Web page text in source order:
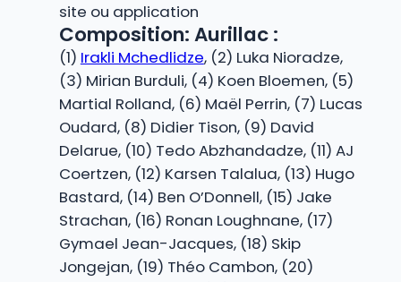
site ou application
Composition: Aurillac :
(1) Irakli Mchedlidze, (2) Luka Nioradze,
(3) Mirian Burduli, (4) Koen Bloemen, (5)
Martial Rolland, (6) Maël Perrin, (7) Lucas
Oudard, (8) Didier Tison, (9) David
Delarue, (10) Tedo Abzhandadze, (11) AJ
Coertzen, (12) Karsen Talalua, (13) Hugo
Bastard, (14) Ben O’Donnell, (15) Jake
Strachan, (16) Ronan Loughnane, (17)
Gymael Jean-Jacques, (18) Skip
Jongejan, (19) Théo Cambon, (20)